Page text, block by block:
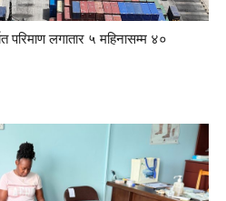
परिमाण लगातार ५ महिनासम्म ४०